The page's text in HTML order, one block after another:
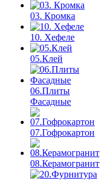
03. Кромка
10. Хефеле
05.Клей
06.Плиты
Фасадные
07.Гофрокартон
08.Керамогранит